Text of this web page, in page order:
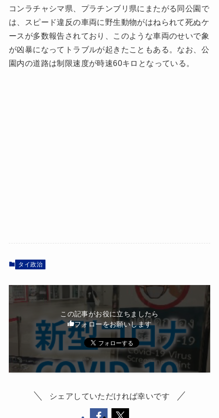
コンラチャシマ県、プラチンブリ県にまたがる同公園で
は、スピード違反の車両に野生動物がはねられて死ぬケ
ースが多数報告されており、このような車両のせいで象
が凶暴になってトラブルが起きたこともある。なお、公
園内の道路は制限速度が時速60キロとなっている。
タイ政治
この記事がお役に立ちましたら
フォローをお願いします
シェアしていただければ幸いです